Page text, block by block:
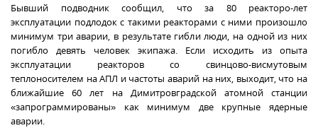
Бывший подводник сообщил, что за 80 реакторо-лет
эксплуатации подлодок с такими реакторами с ними произошло
минимум три аварии, в результате гибли люди, на одной из них
погибло девять человек экипажа. Если исходить из опыта
эксплуатации реакторов со свинцово-висмутовым
теплоносителем на АПЛ и частоты аварий на них, выходит, что на
ближайшие 60 лет на Димитровградской атомной станции
«запрограммированы» как минимум две крупные ядерные
аварии.